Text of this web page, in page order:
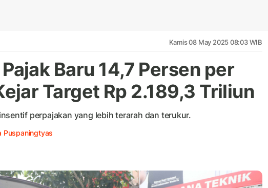
Kamis 08 May 2025 08:03 WIB
Baru 14,7 Persen per
Target Rp 2.189,3 Triliun
perpajakan yang lebih terarah dan terukur.
Puspaningtyas